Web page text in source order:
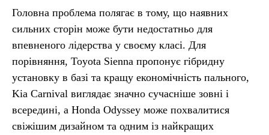
Головна проблема полягає в тому, що наявних
сильних сторін може бути недостатньо для
впевненого лідерства у своєму класі. Для
порівняння, Toyota Sienna пропонує гібридну
установку в базі та кращу економічність пального,
Kia Carnival виглядає значно сучасніше зовні і
всередині, а Honda Odyssey може похвалитися
свіжішим дизайном та одним із найкращих